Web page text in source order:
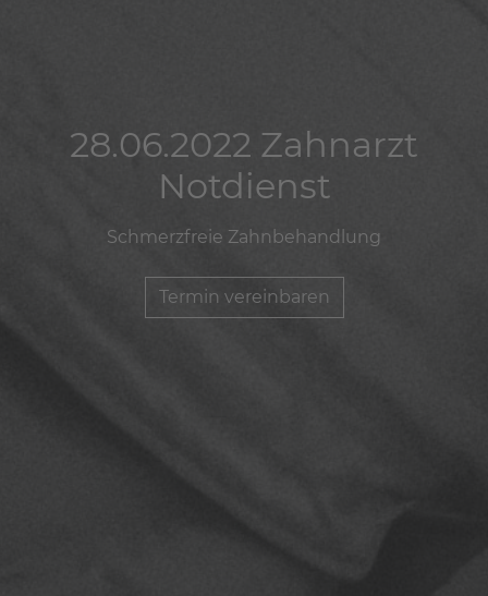
28.06.2022 Zahnarzt
Notdienst
Schmerzfreie Zahnbehandlung
Termin vereinbaren
28.06.2022 Zahnarzt
Notdienst
Schmerzfreie Zahnbehandlung
Termin vereinbaren
28.06.2022 Zahnarzt
Notdienst
Schmerzfreie Zahnbehandlung
Termin vereinbaren